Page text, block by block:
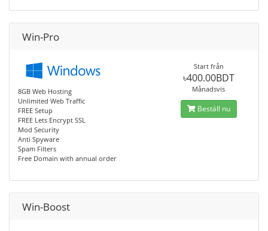
Win-Pro
8GB Web Hosting
Unlimited Web Traffic
FREE Setup
FREE Lets Encrypt SSL
Mod Security
Anti Spyware
Spam Filters
Free Domain with annual order
Start från
৳400.00BDT
Månadsvis
Beställ nu
Win-Boost